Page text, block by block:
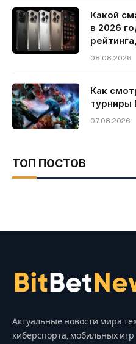
Какой
в 2026
08.08.2026
Как
турниры
07.08.2026
ТОП ПОСТОВ
Актуальные новости мира
киберспорта, мобильных